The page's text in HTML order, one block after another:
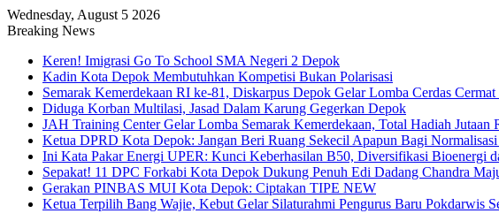
Wednesday, August 5 2026
Breaking News
Keren! Imigrasi Go To School SMA Negeri 2 Depok
Kadin Kota Depok Membutuhkan Kompetisi Bukan Polarisasi
Semarak Kemerdekaan RI ke-81, Diskarpus Depok Gelar Lomba Cerdas
Diduga Korban Multilasi, Jasad Dalam Karung Gegerkan Depok
JAH Training Center Gelar Lomba Semarak Kemerdekaan, Total Hadiah Jutaan
Ketua DPRD Kota Depok: Jangan Beri Ruang Sekecil Apapun Bagi
Ini Kata Pakar Energi UPER: Kunci Keberhasilan B50, Diversifikasi Bioenergi
Sepakat! 11 DPC Forkabi Kota Depok Dukung Penuh Edi Dadang Chandra
Gerakan PINBAS MUI Kota Depok: Ciptakan TIPE NEW
Ketua Terpilih Bang Wajie, Kebut Gelar Silaturahmi Pengurus Baru Pokdarwis